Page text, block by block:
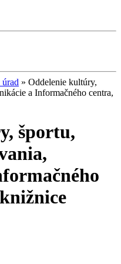
» Oddelenie kultúry,
a Informačného centra,
športu,